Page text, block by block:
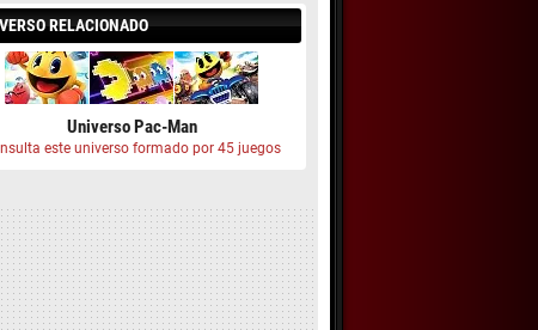
RELACIONADO
Universo Pac-Man
este universo formado por 45 juegos